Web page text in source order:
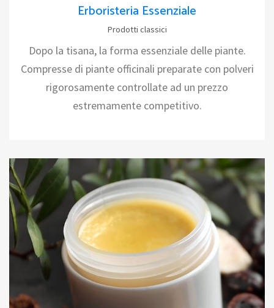
Erboristeria Essenziale
Prodotti classici
Dopo la tisana, la forma essenziale delle piante.
Compresse di piante officinali preparate con polveri
rigorosamente controllate ad un prezzo
estremamente competitivo.